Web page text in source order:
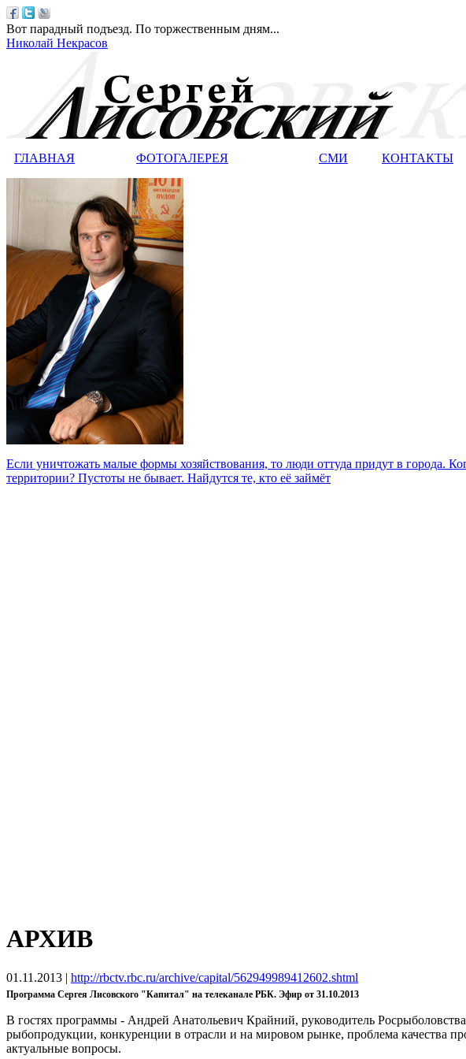
Вот парадный подъезд. По торжественным дням...
Николай Некрасов
ГЛАВНАЯ ФОТОГАЛЕРЕЯ СМИ КОНТАКТЫ
Если уничтожать малые формы хозяйствования, то люди оттуда придут в города.
территории? Пустоты не бывает. Найдутся те, кто её займёт
АРХИВ
01.11.2013 | http://rbctv.rbc.ru/archive/capital/562949989412602.shtml
Программа Сергея Лисовского "Капитал" на телеканале РБК. Эфир от 31.10.2013
В гостях программы - Андрей Анатольевич Крайний, руководитель
рыбопродукции, конкуренции в отрасли и на мировом рынке, проблема качества
актуальные вопросы.